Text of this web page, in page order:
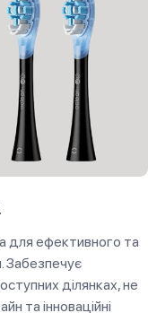
для ефективного та
Забезпечує
ділянках, не
та інноваційні